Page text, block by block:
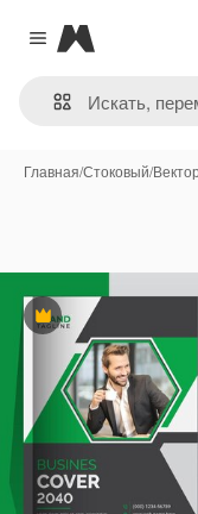
Close menu
Magnific
Главная/Стоковый/
Премиум